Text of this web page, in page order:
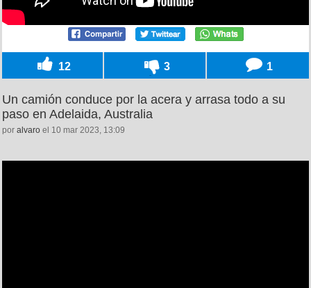
12 3 1
Un camión conduce por la acera y arrasa todo a su
paso en Adelaida, Australia
por alvaro el 10 mar 2023, 13:09